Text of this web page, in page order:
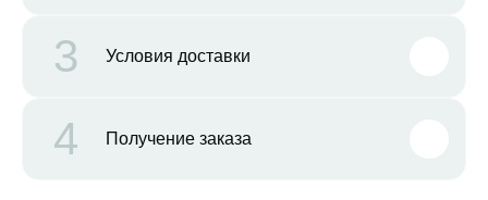
3 Условия доставки
4 Получение заказа